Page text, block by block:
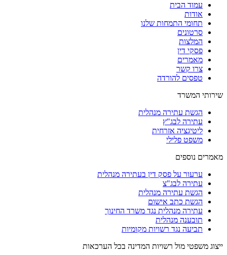
עמוד הבית
אודות
תחומי התמחות שלנו
סרטונים
המלצות
פסקי דין
מאמרים
צרו קשר
טפסים להורדה
שירותי המשרד
הגשת עתירה מנהלית
עתירה לבג"ץ
ליטיגציה אזרחית
משפט פלילי
מאמרים נוספים
ערעור על פסק דין בעתירה מנהלית
עתירה לבג"צ
הגשת עתירה מנהלית
הגשת כתב אישום
עתירה מנהלית נגד משרד החינוך
תובענה מנהלית
תביעה נגד רשויות מקומיות
ייצוג משפטי מול רשויות המדינה בכל הערכאות